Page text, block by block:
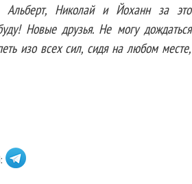
Николай и Йоханн за это
Новые друзья. Не могу дождаться
изо всех сил, сидя на любом месте,